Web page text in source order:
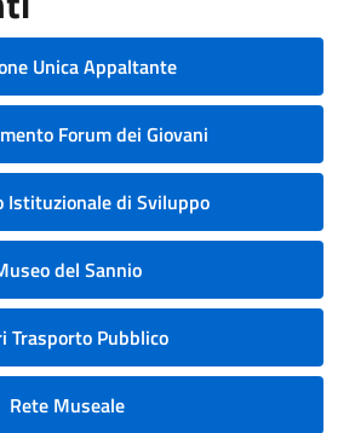
Unica Appaltante
Forum dei Giovani
Istituzionale di Sviluppo
del Sannio
Trasporto Pubblico
Rete Museale